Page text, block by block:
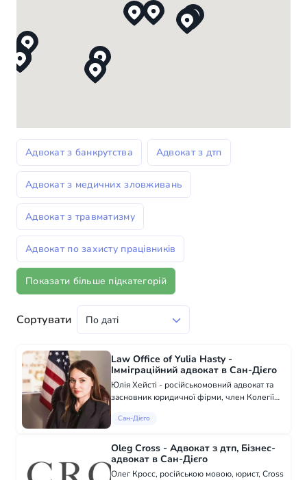
Адвокат з банкрутства Адвокат з дтп
Адвокат з медичних зловживань
Адвокат з травматизму
Адвокат по захисту працівників
Показати більше підкатегорій
Сортувати
Law Office of Yulia Hasty -
Імміграційний адвокат в Сан-Дієго
Юлія Хейсті - російськомовний адвокат та
засновник юридичної фірми, член Колегії
асоціації імміграційних юристів, заслуговує
Сан-Дієго
Oleg Cross - Адвокат з дтп, Бізнес-
адвокат в Сан-Дієго
Олег Кросс, російською мовою, юрист, Cross